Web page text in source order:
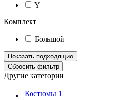
Y
Комплект
Большой
Другие категории
Костюмы 1